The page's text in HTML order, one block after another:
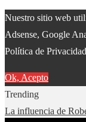
Nuestro sitio web
Adsense, Google
Política de
Ok, Acepto
Trending
La influencia de